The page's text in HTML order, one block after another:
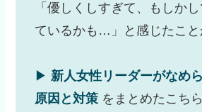
「優しくしすぎて、もしか
ているかも…」と感じたこと
▶︎新人女性リーダーがなめ
原因と対策 をまとめたこち